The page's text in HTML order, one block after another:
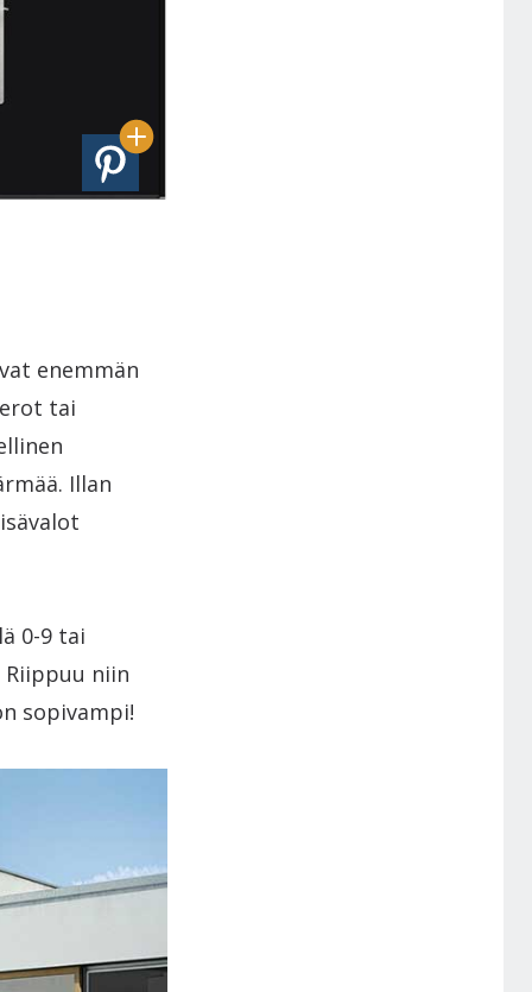
enemmän
tai
Illan
0-9 tai
niin
sopivampi!